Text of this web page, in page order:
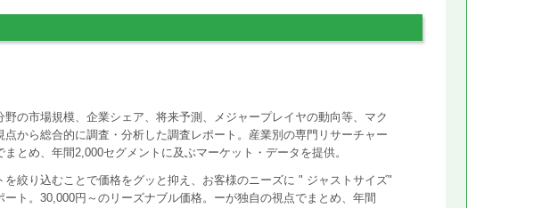
野の市場規模、企業シェア、将来予測、メジャープレイヤの動向等、マク
点から総合的に調査・分析した調査レポート。産業別の専門リサーチャー
まとめ、年間2,000セグメントに及ぶマーケット・データを提供。
を絞り込むことで価格をグッと抑え、お客様のニーズに " ジャストサイズ"
ート。30,000円～のリーズナブル価格。ーが独自の視点でまとめ、年間